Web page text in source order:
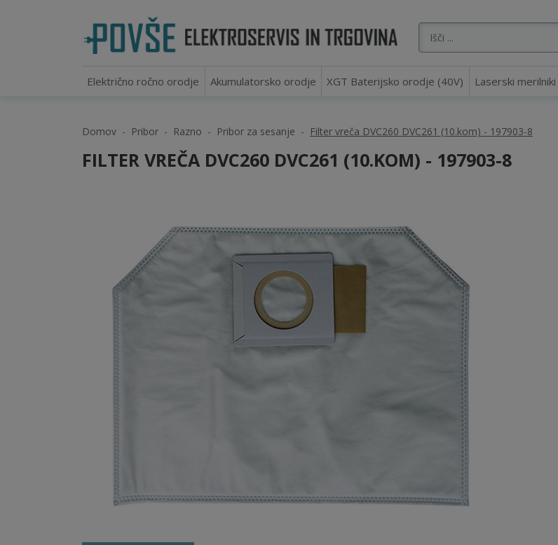
Električno ročno orodje Akumulatorsko orodje XGT Baterijsko orodje (40V) Laserski merilniki
Domov Pribor Razno Pribor za sesanje Filter vreča DVC260 DVC261 (10.kom) - 197903-8
FILTER VREČA DVC260 DVC261 (10.KOM) - 197903-8